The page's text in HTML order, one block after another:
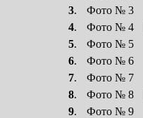
3. Фото № 3
4. Фото № 4
5. Фото № 5
6. Фото № 6
7. Фото № 7
8. Фото № 8
9. Фото № 9